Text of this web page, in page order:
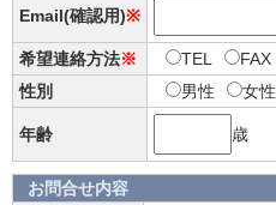
Email(確認用)※
希望連絡方法※ TEL FAX
性別
男性 女性
年齢 歳
お問合せ内容